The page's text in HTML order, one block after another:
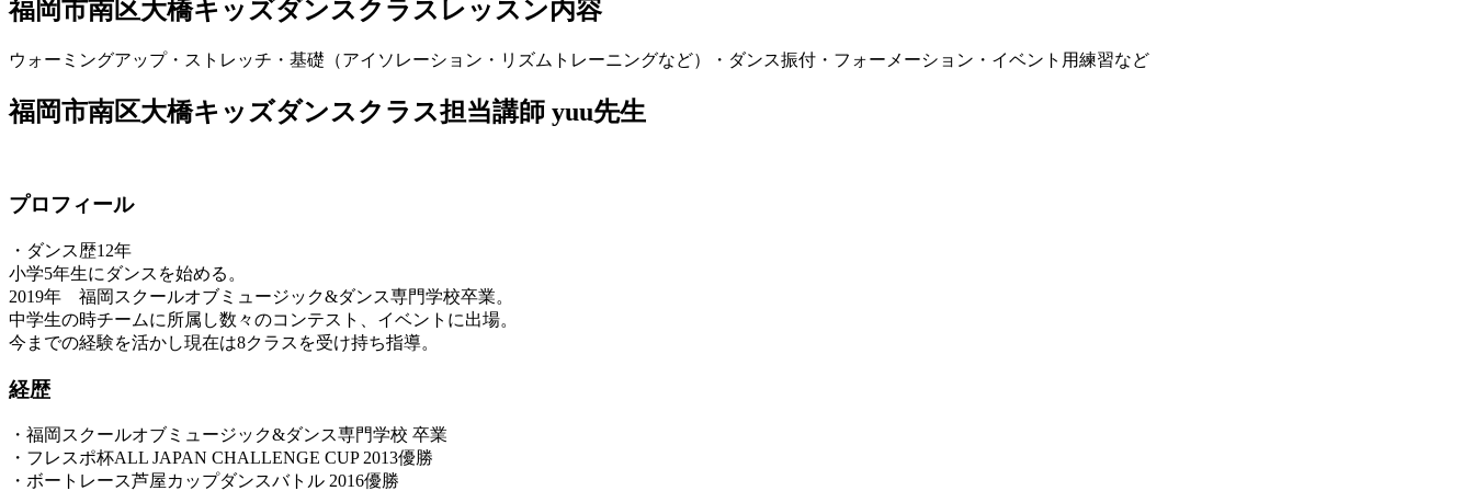
福岡市南区大橋キッズダンスクラスレッスン内容
ウォーミングアップ・ストレッチ・基礎（アイソレーション・リズムトレーニングなど）・ダンス振付・フォーメーション・イベント用練習など
福岡市南区大橋キッズダンスクラス担当講師 yuu先生
プロフィール
・ダンス歴12年
小学5年生にダンスを始める。
2019年 福岡スクールオブミュージック&ダンス専門学校卒業。
中学生の時チームに所属し数々のコンテスト、イベントに出場。
今までの経験を活かし現在は8クラスを受け持ち指導。
経歴
・福岡スクールオブミュージック&ダンス専門学校 卒業
・フレスポ杯ALL JAPAN CHALLENGE CUP 2013優勝
・ボートレース芦屋カップダンスバトル 2016優勝